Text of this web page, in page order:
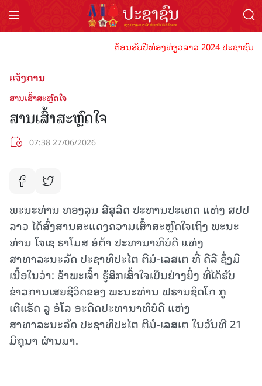
ຕ້ອນຮັບປີທ່ອງທ່ຽວລາວ 2024 ປະຊາຊົນ
ແຈ້ງການ
ສານເສົ້າສະຫຼົດໃຈ
ສານເສົ້າສະຫຼົດໃຈ
07:38 27/06/2026
ພະນະທ່ານ ທອງລຸນ ສີສຸລິດ ປະທານປະເທດ ແຫ່ງ ສປປ
ລາວ ໄດ້ສົ່ງສານສະແດງຄວາມເສົ້າສະຫຼົດໃຈເຖິງ ພະນະ
ທ່ານ ໂຈເຊ ຣາໂມສ ອໍຕ້າ ປະທານາທິບໍດີ ແຫ່ງ
ສາທາລະນະລັດ ປະຊາທິປະໄຕ ຕີມໍ-ເລສເຕ ທີ່ ດີລີ ຊຶ່ງມີ
ເນື້ອໃນວ່າ: ຂ້າພະ​ເຈົ້າ​ ຮູ້ສຶກເສົ້າໃຈເປັນຢ່າງຍິ່ງ ທີ່ໄດ້ຮັບ
ຂ່າວການເສຍຊີວິດຂອງ ​ພະນະທ່ານ ຟຣານຊິດໂກ ກູ
ເຕີແຣັດ ລູ ອໍໂລ ອະດີດປະທານາທິບໍດີ ແຫ່ງ
ສາທາລະນະລັດ ປະຊາທິປະໄຕ ຕີມໍ-ເລສເຕ ໃນ​ວັນ​ທີ 21
ມິຖຸນາ ​ຜ່ານ​ມາ.